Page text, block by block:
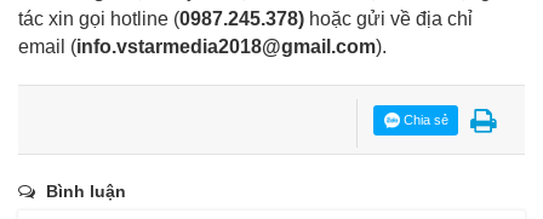
tác xin gọi hotline (0987.245.378) hoặc gửi về địa chỉ
email (info.vstarmedia2018@gmail.com).
Chia sẻ
Bình luận